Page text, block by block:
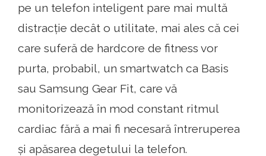
pe un telefon inteligent pare mai multă
distracție decât o utilitate, mai ales că cei
care suferă de hardcore de fitness vor
purta, probabil, un smartwatch ca Basis
sau Samsung Gear Fit, care vă
monitorizează în mod constant ritmul
cardiac fără a mai fi necesară întreruperea
și apăsarea degetului la telefon.